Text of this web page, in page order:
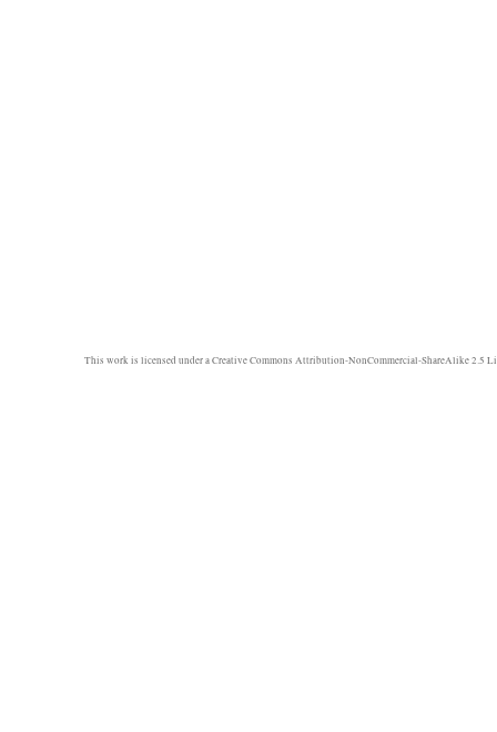
This work is licensed under aCreative Commons Attribution-NonCommercial-ShareAlike 2.5